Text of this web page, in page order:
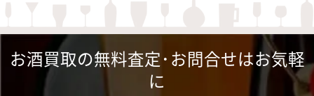
お酒買取の無料査定･お問合せはお気軽
に